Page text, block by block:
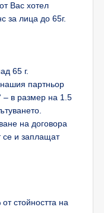
Вас хотел
за лица до 65г.
65 г.
партньор
– в размер на 1.5
на договора
се и заплащат
стойността на